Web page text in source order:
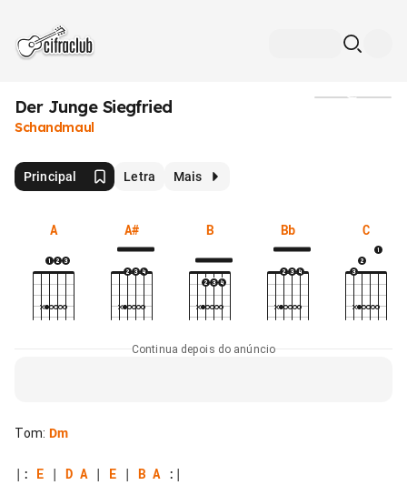
Der Junge Siegfried
Schandmaul
Principal Letra Mais
A A# B Bb C
Continua depois do anúncio
Tom: Dm
|: E | D A | E | B A :|